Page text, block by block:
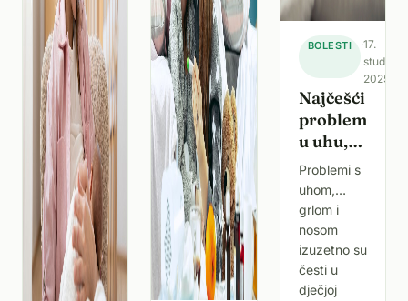
BOLESTI ·17.
2025.
Najčešći
problemi
u uhu,
grlu i
nosu
kod
djece –
uzroci i
rješenja
Problemi s
uhom,
grlom i
nosom
izuzetno su
česti u
dječjoj